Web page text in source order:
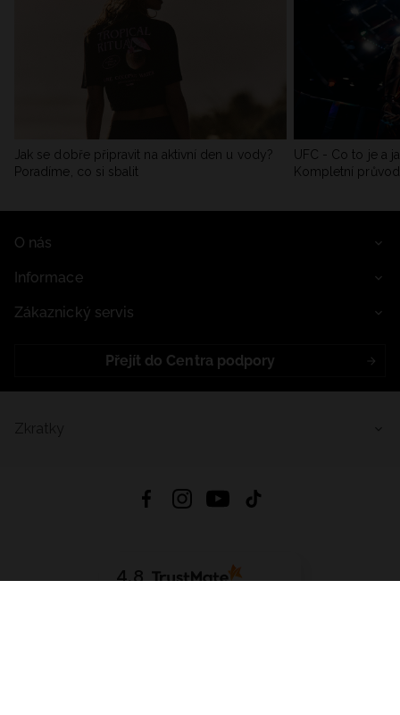
Jak se dobře připravit na aktivní den u vody?
Poradíme, co si sbalit
UFC - Co to je a
Kompletní
O nás
Informace
Zákaznický servis
Přejít do Centra podpory
4.8